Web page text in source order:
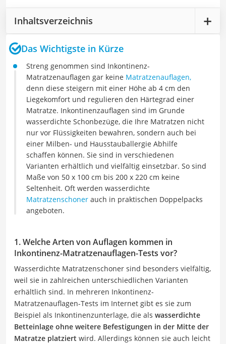
Inhaltsverzeichnis
Das Wichtigste in Kürze
Streng genommen sind Inkontinenz-
Matratzenauflagen gar keine Matratzenauflagen,
denn diese steigern mit einer Höhe ab 4 cm den
Liegekomfort und regulieren den Härtegrad einer
Matratze. Inkontinenzauflagen sind im Grunde
wasserdichte Schonbezüge, die Ihre Matratzen nicht
nur vor Flüssigkeiten bewahren, sondern auch bei
einer Milben- und Hausstauballergie Abhilfe
schaffen können. Sie sind in verschiedenen
Varianten erhältlich und vielfältig einsetzbar. So sind
Maße von 50 x 100 cm bis 200 x 220 cm keine
Seltenheit. Oft werden wasserdichte
Matratzenschoner auch in praktischen Doppelpacks
angeboten.
1. Welche Arten von Auflagen kommen in
Inkontinenz-Matratzenauflagen-Tests vor?
Wasserdichte Matratzenschoner sind besonders vielfältig,
weil sie in zahlreichen unterschiedlichen Varianten
erhältlich sind. In mehreren Inkontinenz-
Matratzenauflagen-Tests im Internet gibt es sie zum
Beispiel als Inkontinenzunterlage, die als wasserdichte
Betteinlage ohne weitere Befestigungen in der Mitte der
Matratze platziert wird. Allerdings können sie auch leicht